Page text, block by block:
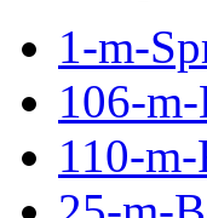
1-m-
106-
110-